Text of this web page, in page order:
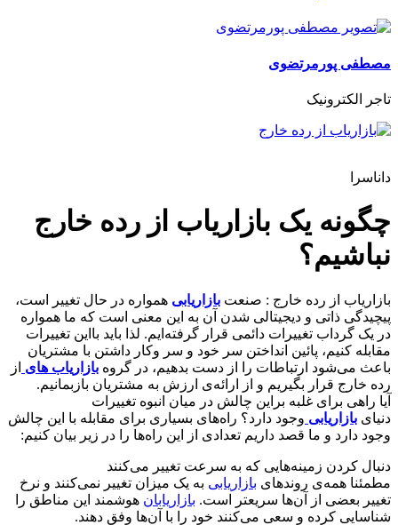
مصطفی پورمرتضوی
تاجر الکترونیک
داناسرا
چگونه یک بازاریاب از رده خارج
نباشیم؟
بازاریاب از رده خارج : صنعت بازاریابی همواره در حال تغییر است،
پیچیدگی ذاتی و دیجیتالی شدن آن به این معنی است که ما همواره
در یک گرداب تغییرات دائمی قرار گرفته‌ایم. لذا باید بااین تغییرات
مقابله کنیم، پائین انداختن سر خود و سر وکار داشتن با مشتریان
باعث می‌شود ارتباطات را از دست بدهیم، در گروه بازاریاب های از
رده خارج قرار بگیریم و از ارائه‌ی ارزش به مشتریان بازبمانیم.
آیا راهی برای غلبه براین چالش در میان انبوه تغییرات
دنیای بازاریابی وجود دارد؟ راه‌های بسیاری برای مقابله با این چالش
وجود دارد و ما قصد داریم تعدادی از این راه‌ها را در زیر بیان کنیم:
دنبال کردن زمینه‌هایی که به سرعت تغییر می‌کنند
مطمئنا همه‌ی روندهای بازاریابی به یک میزان تغییر نمی‌کنند و نرخ
تغییر بعضی از آن‌ها سریعتر است. بازاریابان هوشمند این مناطق را
شناسایی کرده و سعی می‌کنند خود را با آن‌ها وفق دهند.